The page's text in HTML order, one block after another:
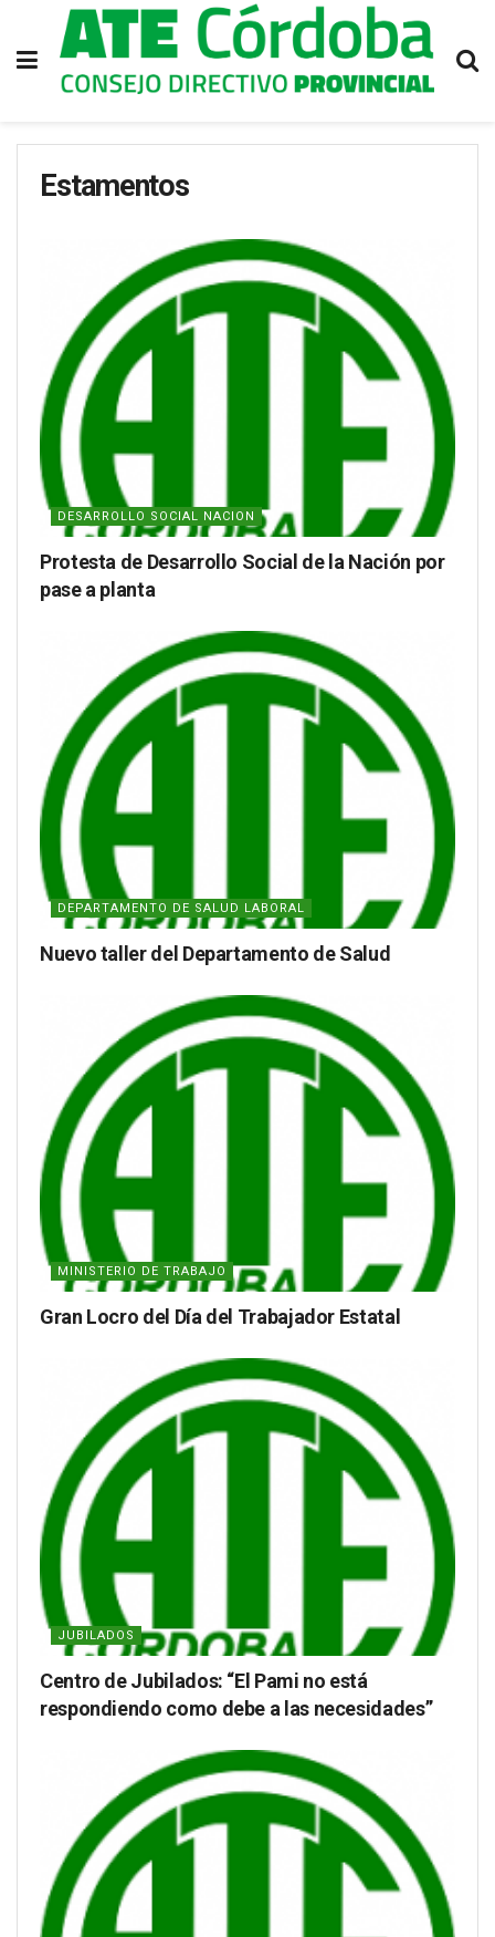
Estamentos
DESARROLLO SOCIAL NACION
Protesta de Desarrollo Social de la Nación por
pase a planta
DEPARTAMENTO DE SALUD LABORAL
Nuevo taller del Departamento de Salud
MINISTERIO DE TRABAJO
Gran Locro del Día del Trabajador Estatal
JUBILADOS
Centro de Jubilados: “El Pami no está
respondiendo como debe a las necesidades”